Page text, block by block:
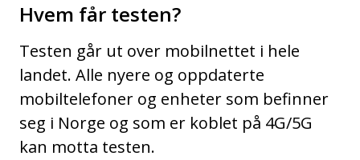
Hvem får testen?
Testen går ut over mobilnettet i hele
landet. Alle nyere og oppdaterte
mobiltelefoner og enheter som befinner
seg i Norge og som er koblet på 4G/5G
kan motta testen.